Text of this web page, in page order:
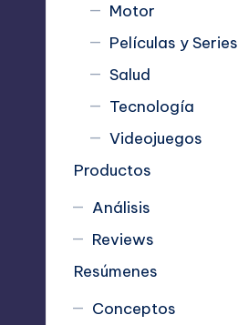
Motor
Películas y Series
Salud
Tecnología
Videojuegos
Productos
Análisis
Reviews
Resúmenes
Conceptos